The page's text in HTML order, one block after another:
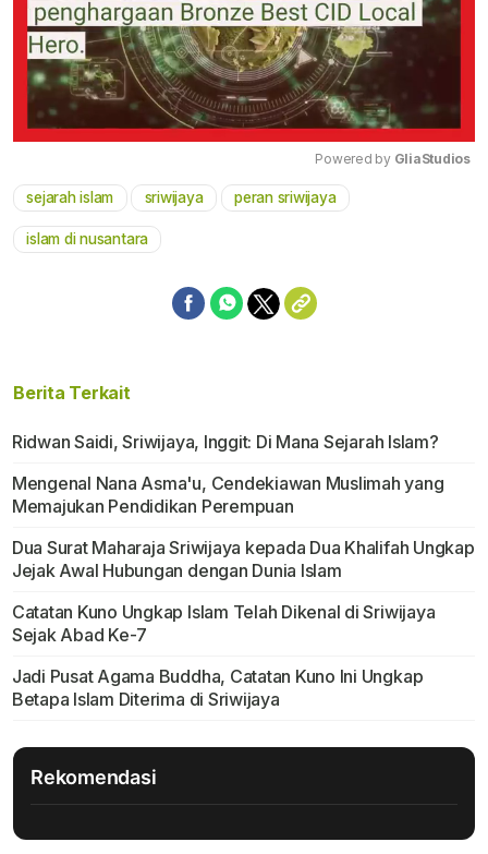
Powered by GliaStudios
sejarah islam sriwijaya peran sriwijaya
islam di nusantara
Berita Terkait
Ridwan Saidi, Sriwijaya, Inggit: Di Mana Sejarah Islam?
Mengenal Nana Asma'u, Cendekiawan Muslimah yang
Memajukan Pendidikan Perempuan
Dua Surat Maharaja Sriwijaya kepada Dua Khalifah Ungkap
Jejak Awal Hubungan dengan Dunia Islam
Catatan Kuno Ungkap Islam Telah Dikenal di Sriwijaya
Sejak Abad Ke-7
Jadi Pusat Agama Buddha, Catatan Kuno Ini Ungkap
Betapa Islam Diterima di Sriwijaya
Rekomendasi